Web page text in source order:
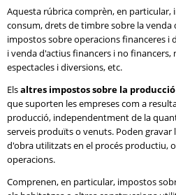
Aquesta rúbrica comprèn, en particular,
consum, drets de timbre sobre la
impostos sobre operacions financeres i
i venda d'actius financers i no
espectacles i diversions, etc.
Elsaltres impostos sobre la producció
que suporten les empreses com a
producció, independentment de la
serveis produïts o venuts. Poden gravar
d'obra utilitzats en el procés productiu,
operacions.
Comprenen, en particular, impostos